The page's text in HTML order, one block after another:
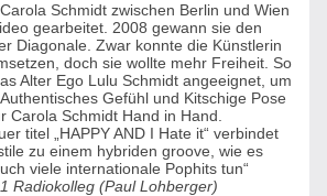
Schmidt zwischen Berlin und Wien
gearbeitet. 2008 gewann sie den
Diagonale. Zwar konnte die Künstlerin
doch sie wollte mehr Freiheit. So
Alter Ego Lulu Schmidt angeeignet, um
Gefühl und Kitschige Pose
Carola Schmidt Hand in Hand.
titel „HAPPY AND I Hate it“ verbindet
zu einem hybriden groove, wie es
viele internationale Pophits tun“
Radiokolleg (Paul Lohberger)